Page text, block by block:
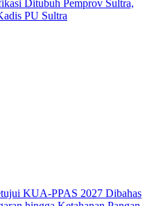
Ditubuh Pemprov Sultra,
PU Sultra
KUA-PPAS 2027 Dibahas